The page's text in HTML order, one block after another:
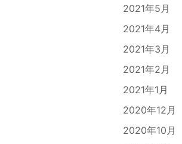
2021年5月
2021年4月
2021年3月
2021年2月
2021年1月
2020年12月
2020年10月